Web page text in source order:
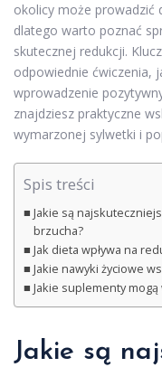
okolicy może prowadzić
dlatego warto poznać
skutecznej redukcji.
odpowiednie ćwiczenia,
wprowadzenie
znajdziesz praktyczne
wymarzonej sylwetki i
Spis treści
Jakie są
brzucha?
Jak dieta wpływa na
Jakie nawyki życiowe
Jakie suplementy
Jakie są